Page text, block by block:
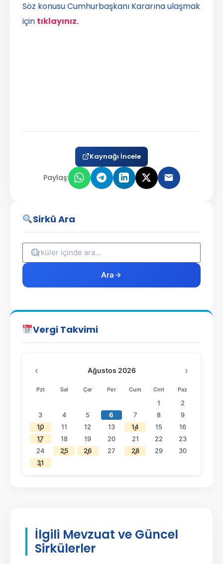
Söz konusu Cumhurbaşkanı Kararına ulaşmak
için tıklayınız.
Kaynağı İncele
Paylaş:
Sirkü Ara
Ara
Vergi Takvimi
‹ Ağustos 2026 ›
Pzt Sal Çar Per Cum Cmt Paz
1
2
3
4 5 6 7 8
9
10
11 12 13 14 15
16
17
18 19 20 21 22
23
24
25 26 27 28 29
30
31
İlgili Mevzuat ve Güncel
Sirkülerler